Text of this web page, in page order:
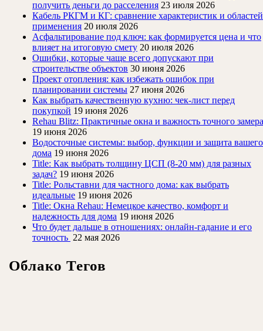
получить деньги до расселения 23 июля 2026
Кабель РКГМ и КГ: сравнение характеристик и областей
применения 20 июля 2026
Асфальтирование под ключ: как формируется цена и что
влияет на итоговую смету 20 июля 2026
Ошибки, которые чаще всего допускают при
строительстве объектов 30 июня 2026
Проект отопления: как избежать ошибок при
планировании системы 27 июня 2026
Как выбрать качественную кухню: чек-лист перед
покупкой 19 июня 2026
Rehau Blitz: Практичные окна и важность точного замера
19 июня 2026
Водосточные системы: выбор, функции и защита вашего
дома 19 июня 2026
Title: Как выбрать толщину ЦСП (8-20 мм) для разных
задач? 19 июня 2026
Title: Рольставни для частного дома: как выбрать
идеальные 19 июня 2026
Title: Окна Rehau: Немецкое качество, комфорт и
надежность для дома 19 июня 2026
Что будет дальше в отношениях: онлайн-гадание и его
точность 22 мая 2026
Облако Тегов